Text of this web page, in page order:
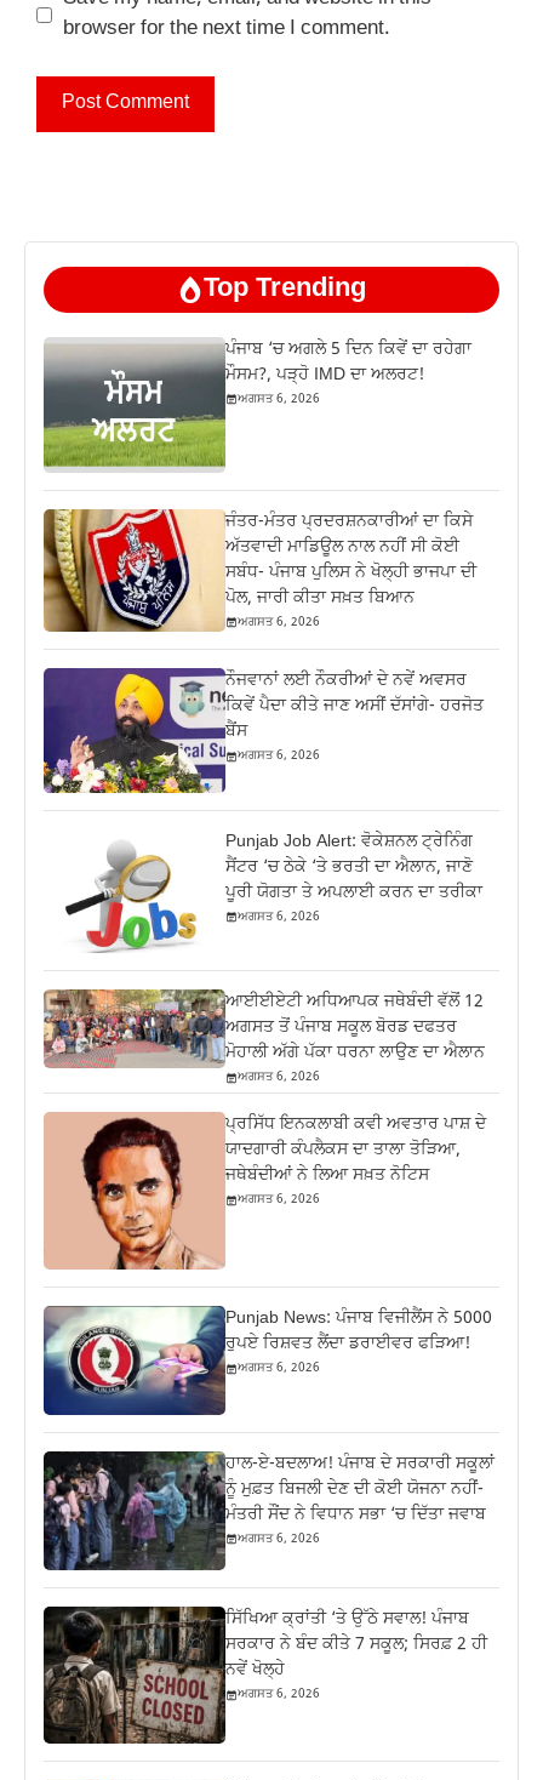
browser for the next time I comment.
Top Trending
ਪੰਜਾਬ ‘ਚ ਅਗਲੇ 5 ਦਿਨ ਕਿਵੇਂ ਦਾ ਰਹੇਗਾ
ਮੌਸਮ?, ਪੜ੍ਹੋ IMD ਦਾ ਅਲਰਟ!
ਅਗਸਤ 6, 2026
ਜੰਤਰ-ਮੰਤਰ ਪ੍ਰਦਰਸ਼ਨਕਾਰੀਆਂ ਦਾ ਕਿਸੇ
ਅੱਤਵਾਦੀ ਮਾਡਿਊਲ ਨਾਲ ਨਹੀਂ ਸੀ ਕੋਈ
ਸਬੰਧ- ਪੰਜਾਬ ਪੁਲਿਸ ਨੇ ਖੋਲ੍ਹੀ ਭਾਜਪਾ ਦੀ
ਪੋਲ, ਜਾਰੀ ਕੀਤਾ ਸਖ਼ਤ ਬਿਆਨ
ਅਗਸਤ 6, 2026
ਨੌਜਵਾਨਾਂ ਲਈ ਨੌਕਰੀਆਂ ਦੇ ਨਵੇਂ ਅਵਸਰ
ਕਿਵੇਂ ਪੈਦਾ ਕੀਤੇ ਜਾਣ ਅਸੀਂ ਦੱਸਾਂਗੇ- ਹਰਜੋਤ
ਬੈਂਸ
ਅਗਸਤ 6, 2026
Punjab Job Alert: ਵੋਕੇਸ਼ਨਲ ਟ੍ਰੇਨਿੰਗ
ਸੈਂਟਰ ‘ਚ ਠੇਕੇ ‘ਤੇ ਭਰਤੀ ਦਾ ਐਲਾਨ, ਜਾਣੋ
ਪੂਰੀ ਯੋਗਤਾ ਤੇ ਅਪਲਾਈ ਕਰਨ ਦਾ ਤਰੀਕਾ
ਅਗਸਤ 6, 2026
ਆਈਈਏਟੀ ਅਧਿਆਪਕ ਜਥੇਬੰਦੀ ਵੱਲੋਂ 12
ਅਗਸਤ ਤੋਂ ਪੰਜਾਬ ਸਕੂਲ ਬੋਰਡ ਦਫਤਰ
ਮੋਹਾਲੀ ਅੱਗੇ ਪੱਕਾ ਧਰਨਾ ਲਾਉਣ ਦਾ ਐਲਾਨ
ਅਗਸਤ 6, 2026
ਪ੍ਰਸਿੱਧ ਇਨਕਲਾਬੀ ਕਵੀ ਅਵਤਾਰ ਪਾਸ਼ ਦੇ
ਯਾਦਗਾਰੀ ਕੰਪਲੈਕਸ ਦਾ ਤਾਲਾ ਤੋੜਿਆ,
ਜਥੇਬੰਦੀਆਂ ਨੇ ਲਿਆ ਸਖ਼ਤ ਨੋਟਿਸ
ਅਗਸਤ 6, 2026
Punjab News: ਪੰਜਾਬ ਵਿਜੀਲੈਂਸ ਨੇ 5000
ਰੁਪਏ ਰਿਸ਼ਵਤ ਲੈਂਦਾ ਡਰਾਈਵਰ ਫੜਿਆ!
ਅਗਸਤ 6, 2026
ਹਾਲ-ਏ-ਬਦਲਾਅ! ਪੰਜਾਬ ਦੇ ਸਰਕਾਰੀ ਸਕੂਲਾਂ
ਨੂੰ ਮੁਫ਼ਤ ਬਿਜਲੀ ਦੇਣ ਦੀ ਕੋਈ ਯੋਜਨਾ ਨਹੀਂ-
ਮੰਤਰੀ ਸੌਂਦ ਨੇ ਵਿਧਾਨ ਸਭਾ ‘ਚ ਦਿੱਤਾ ਜਵਾਬ
ਅਗਸਤ 6, 2026
ਸਿੱਖਿਆ ਕ੍ਰਾਂਤੀ ‘ਤੇ ਉੱਠੇ ਸਵਾਲ! ਪੰਜਾਬ
ਸਰਕਾਰ ਨੇ ਬੰਦ ਕੀਤੇ 7 ਸਕੂਲ; ਸਿਰਫ਼ 2 ਹੀ
ਨਵੇਂ ਖੋਲ੍ਹੇ
ਅਗਸਤ 6, 2026